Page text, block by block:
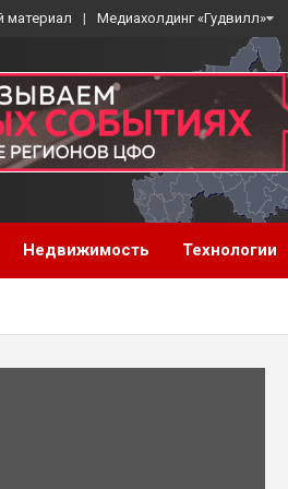
материал Медиахолдинг «Гудвилл»
Недвижимость Технологии